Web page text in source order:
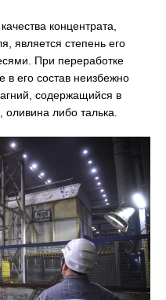
концентрата,
является степень его
При переработке
в его состав неизбежно
содержащийся в
либо талька.